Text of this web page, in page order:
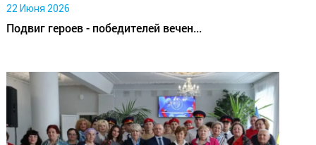
22 Июня 2026
Подвиг героев - победителей вечен...